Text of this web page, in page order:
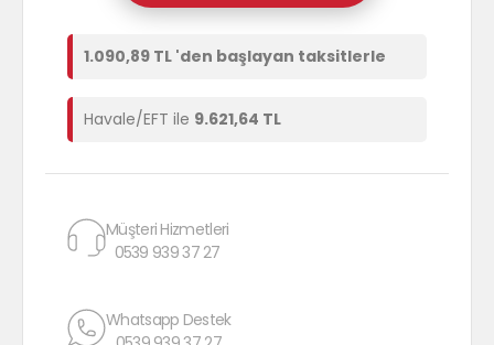
1.090,89 TL 'den başlayan taksitlerle
Havale/EFT ile 9.621,64 TL
Müşteri Hizmetleri
0539 939 37 27
Whatsapp Destek